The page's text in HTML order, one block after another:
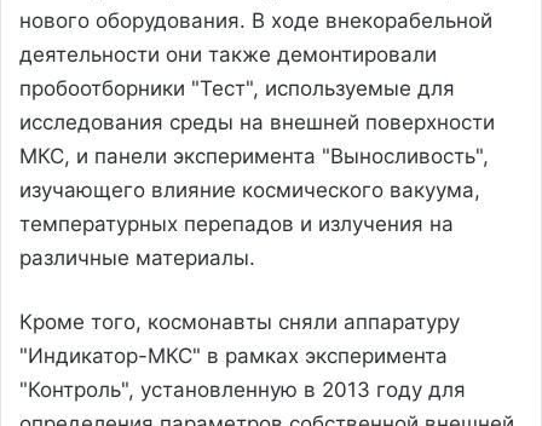
нового оборудования. В ходе внекорабельной
деятельности они также демонтировали
пробоотборники "Тест", используемые для
исследования среды на внешней поверхности
МКС, и панели эксперимента "Выносливость",
изучающего влияние космического вакуума,
температурных перепадов и излучения на
различные материалы.
Кроме того, космонавты сняли аппаратуру
"Индикатор-МКС" в рамках эксперимента
"Контроль", установленную в 2013 году для